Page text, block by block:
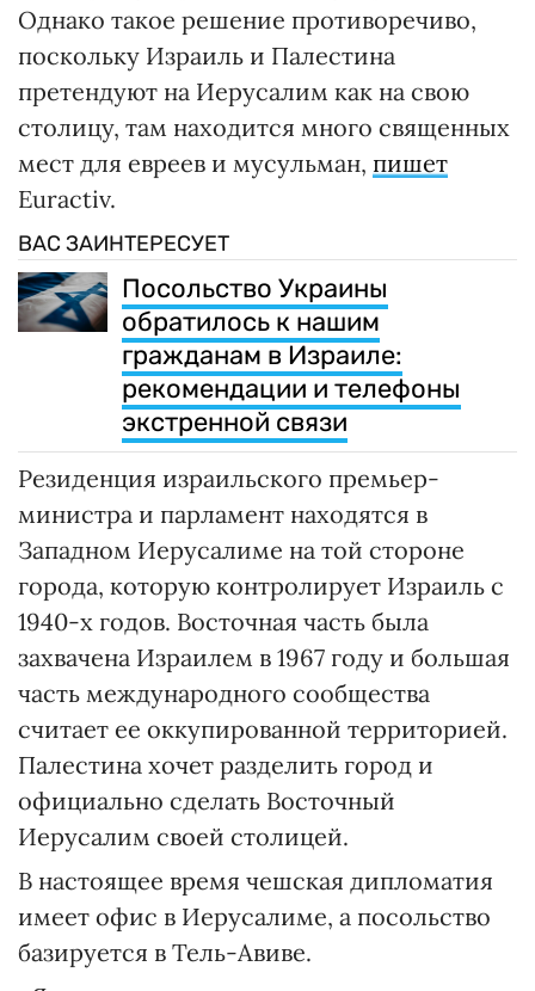
Однако такое решение противоречиво,
поскольку Израиль и Палестина
претендуют на Иерусалим как на свою
столицу, там находится много священных
мест для евреев и мусульман, пишет
Euractiv.
ВАС ЗАИНТЕРЕСУЕТ
Посольство Украины
гражданам в Израиле:
рекомендации и телефоны
экстренной связи